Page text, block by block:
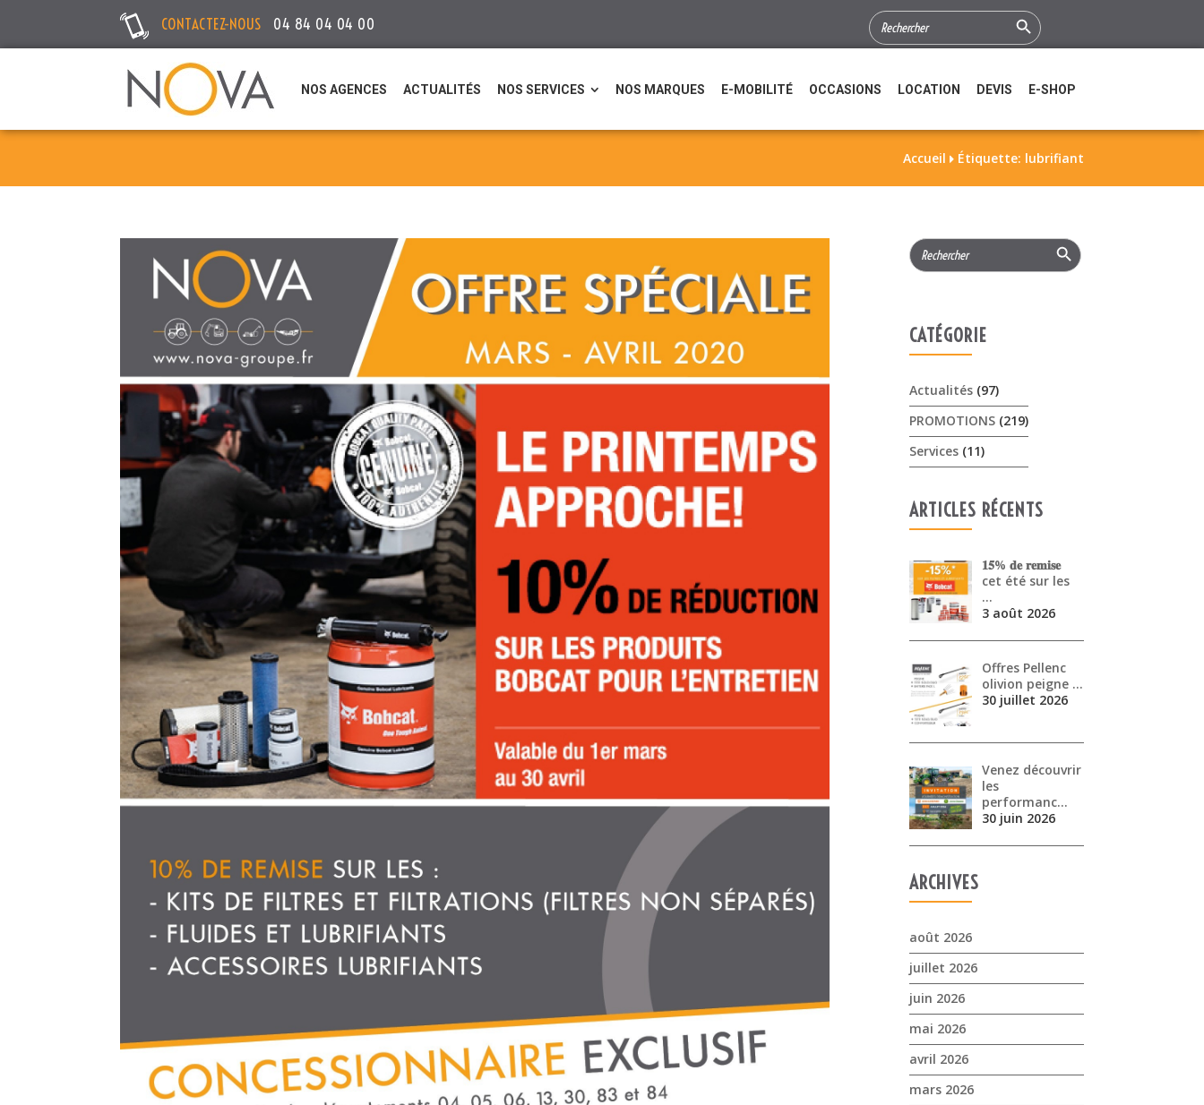
CONTACTEZ-NOUS 04 84 04 04 00
SEARCH
FOR:
Search Button
NOS AGENCES ACTUALITÉS NOS SERVICES NOS MARQUES E-MOBILITÉ OCCASIONS LOCATION DEVIS E-SHOP
Accueil  Étiquette: lubrifiant
Search
for:
Search Button
CATÉGORIE
Actualités (97)
PROMOTIONS (219)
Services (11)
ARTICLES RÉCENTS
𝟏𝟓% 𝐝𝐞 𝐫𝐞𝐦𝐢𝐬𝐞
cet été sur les
…
3 août 2026
Offres Pellenc
olivion peigne …
30 juillet 2026
Venez découvrir
les
performanc…
30 juin 2026
ARCHIVES
août 2026
juillet 2026
juin 2026
mai 2026
avril 2026
mars 2026